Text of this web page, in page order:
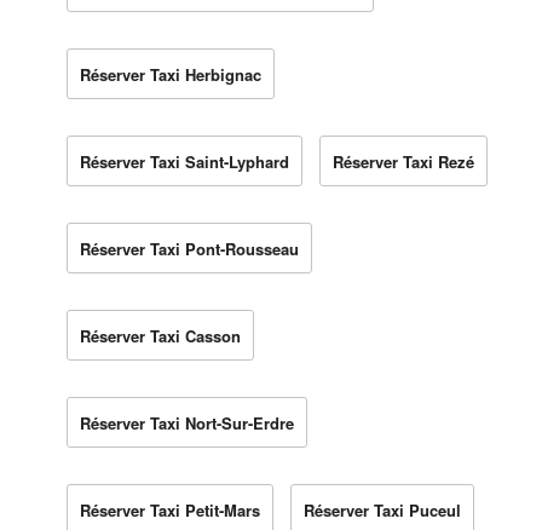
Réserver Taxi Herbignac
Réserver Taxi Saint-Lyphard Réserver Taxi Rezé
Réserver Taxi Pont-Rousseau
Réserver Taxi Casson
Réserver Taxi Nort-Sur-Erdre
Réserver Taxi Petit-Mars Réserver Taxi Puceul